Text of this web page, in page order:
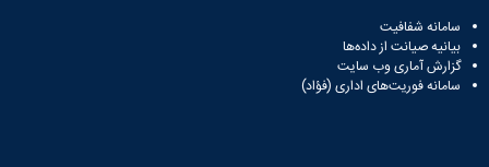
سامانه شفافیت
بیانیه صیانت از داده‌ها
گزارش آماری وب‌ سایت
سامانه فوریت‌های اداری (فؤاد)